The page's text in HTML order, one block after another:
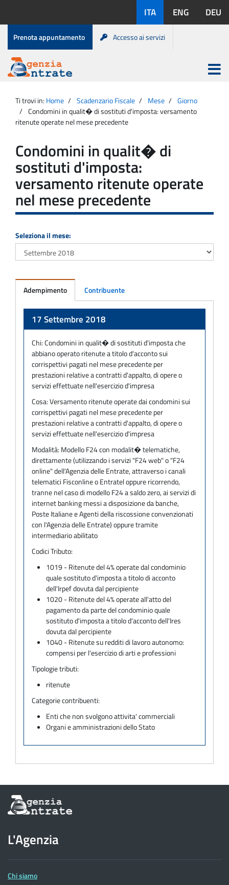
contenuto
disponibili:
ITA ENG DEU
Menu
di
servizio
Prenota appuntamento Accesso ai servizi
Agenzia
Entrate
Apri
menu
principale
Ti trovi in: Home Scadenzario Fiscale Mese
Giorno
Condomini in qualit� di sostituti d'imposta: versamento
ritenute operate nel mese precedente
Condomini in qualit� di
sostituti d'imposta:
versamento ritenute operate
nel mese precedente
Seleziona il mese:
Adempimento Contribuente
17 Settembre 2018
Chi:Condomini in qualit� di sostituti d'imposta che
abbiano operato ritenute a titolo d'acconto sui
corrispettivi pagati nel mese precedente per
prestazioni relative a contratti d'appalto, di opere o
servizi effettuate nell'esercizio d'impresa
Cosa:Versamento ritenute operate dai condomini sui
corrispettivi pagati nel mese precedente per
prestazioni relative a contratti d'appalto, di opere o
servizi effettuate nell'esercizio d'impresa
Modalità: Modello F24 con modalit� telematiche,
direttamente (utilizzando i servizi "F24 web" o "F24
online" dell'Agenzia delle Entrate, attraverso i canali
telematici Fisconline o Entratel oppure ricorrendo,
tranne nel caso di modello F24 a saldo zero, ai servizi di
internet banking messi a disposizione da banche,
Poste Italiane e Agenti della riscossione convenzionati
con l'Agenzia delle Entrate) oppure tramite
intermediario abilitato
Codici Tributo:
1019 - Ritenute del 4% operate dal condominio
quale sostituto d'imposta a titolo di acconto
dell'Irpef dovuta dal percipiente
1020 - Ritenute del 4% operate all'atto del
pagamento da parte del condominio quale
sostituto d'imposta a titolo d'acconto dell'Ires
dovuta dal percipiente
1040 - Ritenute su redditi di lavoro autonomo:
compensi per l'esercizio di arti e professioni
Tipologie tributi:
ritenute
Categorie contribuenti:
Enti che non svolgono attivita' commerciali
Organi e amministrazioni dello Stato
Informazioni
sul
dell'Agenzia
delle
Entrate
L'Agenzia
Chi siamo